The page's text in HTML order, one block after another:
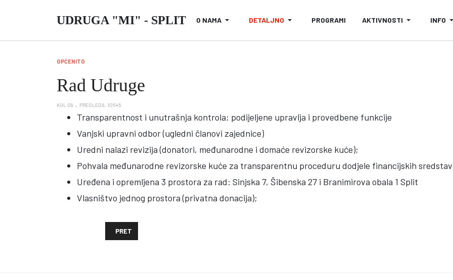
UDRUGA "MI" - SPLIT O NAMA DETALJNO PROGRAMI AKTIVNOSTI INFO
OPĆENITO
Rad Udruge
KOL 09 PREGLEDA: 10545
Transparentnost i unutrašnja kontrola; podijeljene upravlja i provedbene funkcije
Vanjski upravni odbor (ugledni članovi zajednice)
Uredni nalazi revizija (donatori, međunarodne i domaće revizorske kuće);
Pohvala međunarodne revizorske kuće za transparentnu proceduru dodjele financijskih
Uređena i opremljena 3 prostora za rad: Sinjska 7, Šibenska 27 i Branimirova obala 1 Split
Vlasništvo jednog prostora (privatna donacija);
PRETHODNI ČLANAK: KORISNICI
PRET